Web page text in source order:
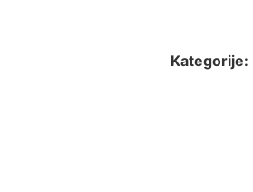
Kategorije: